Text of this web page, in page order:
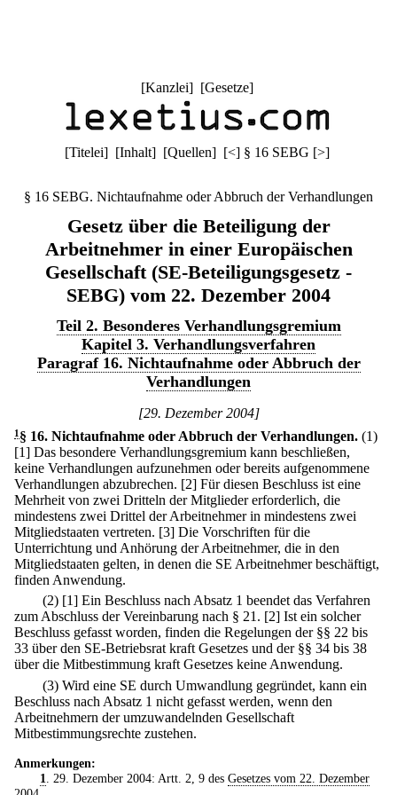
[Kanzlei] [Gesetze]
[Titelei] [Inhalt] [Quellen] [<] § 16 SEBG [>]
§ 16 SEBG. Nichtaufnahme oder Abbruch der Verhandlungen
Gesetz über die Beteiligung der
Arbeitnehmer in einer Europäischen
Gesellschaft (SE-Beteiligungsgesetz -
SEBG) vom 22. Dezember 2004
Teil 2. Besonderes Verhandlungsgremium
Kapitel 3. Verhandlungsverfahren
Paragraf 16. Nichtaufnahme oder Abbruch der
Verhandlungen
[29. Dezember 2004]
1 § 16. Nichtaufnahme oder Abbruch der Verhandlungen. (1)
[1] Das besondere Verhandlungsgremium kann beschließen,
keine Verhandlungen aufzunehmen oder bereits aufgenommene
Verhandlungen abzubrechen. [2] Für diesen Beschluss ist eine
Mehrheit von zwei Dritteln der Mitglieder erforderlich, die
mindestens zwei Drittel der Arbeitnehmer in mindestens zwei
Mitgliedstaaten vertreten. [3] Die Vorschriften für die
Unterrichtung und Anhörung der Arbeitnehmer, die in den
Mitgliedstaaten gelten, in denen die SE Arbeitnehmer beschäftigt,
finden Anwendung.
(2) [1] Ein Beschluss nach Absatz 1 beendet das Verfahren
zum Abschluss der Vereinbarung nach § 21. [2] Ist ein solcher
Beschluss gefasst worden, finden die Regelungen der §§ 22 bis
33 über den SE-Betriebsrat kraft Gesetzes und der §§ 34 bis 38
über die Mitbestimmung kraft Gesetzes keine Anwendung.
(3) Wird eine SE durch Umwandlung gegründet, kann ein
Beschluss nach Absatz 1 nicht gefasst werden, wenn den
Arbeitnehmern der umzuwandelnden Gesellschaft
Mitbestimmungsrechte zustehen.
Anmerkungen:
1
. 29. Dezember 2004: Artt. 2, 9 des Gesetzes vom 22. Dezember